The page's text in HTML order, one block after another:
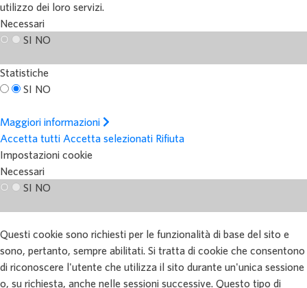
utilizzo dei loro servizi.
Necessari
SI NO
Statistiche
SI NO
Maggiori informazioni
Accetta tutti Accetta selezionati Rifiuta
Impostazioni cookie
Necessari
SI NO
Questi cookie sono richiesti per le funzionalità di base del sito e
sono, pertanto, sempre abilitati. Si tratta di cookie che consentono
di riconoscere l'utente che utilizza il sito durante un'unica sessione
o, su richiesta, anche nelle sessioni successive. Questo tipo di